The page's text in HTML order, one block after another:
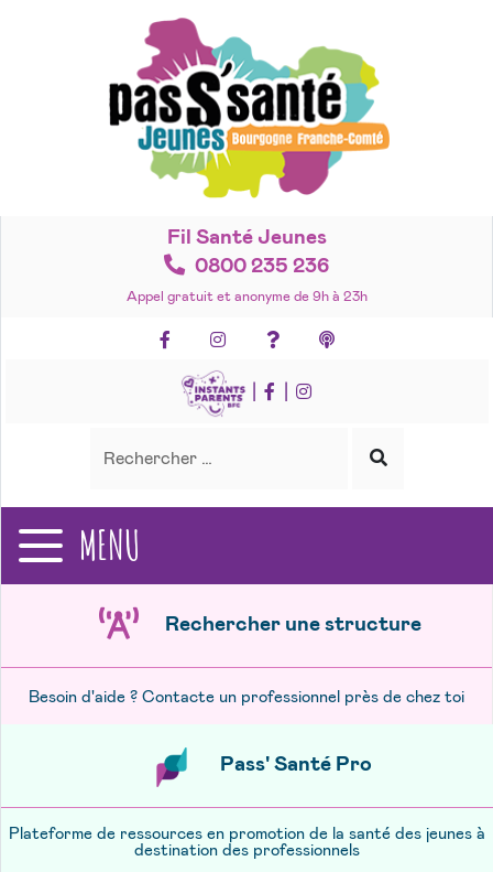
Fil Santé Jeunes
0800 235 236
Appel gratuit et anonyme de 9h à 23h
FacebookInstagramFoire aux questions
Lancer
recherche
MENU
Rechercher une structure
Besoin d'aide ? Contacte un professionnel près de chez toi
Pass' Santé Pro
Plateforme de ressources en promotion de la santé des jeunes à
destination des professionnels